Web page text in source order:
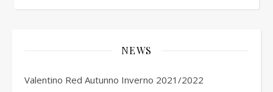
NEWS
Valentino Red Autunno Inverno 2021/2022